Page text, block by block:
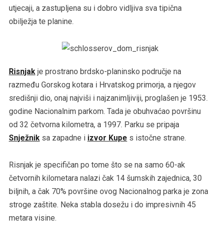
utjecaji, a zastupljena su i dobro vidljiva sva tipična
obilježja te planine.
Risnjakje prostrano brdsko-planinsko područje na
razmeđu Gorskog kotara i Hrvatskog primorja, a njegov
središnji dio, onaj najviši i najzanimljiviji, proglašen je 1953.
godine Nacionalnim parkom. Tada je obuhvaćao površinu
od 32 četvorna kilometra, a 1997. Parku se pripaja
Snježniksa zapadne i izvor Kupe s istočne strane.
Risnjak je specifičan po tome što se na samo 60-ak
četvornih kilometara nalazi čak 14 šumskih zajednica, 30
biljnih, a čak 70% površine ovog Nacionalnog parka je zona
stroge zaštite. Neka stabla dosežu i do impresivnih 45
metara visine.